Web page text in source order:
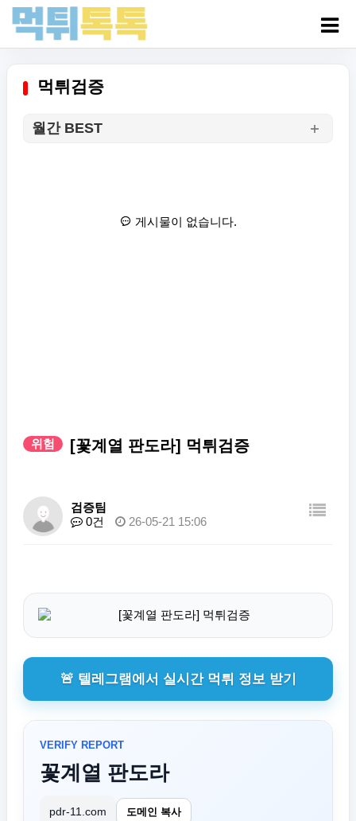
먹튀검증
월간 BEST
게시물이 없습니다.
위험 [꽃계열 판도라] 먹튀검증
검증팀
0건
26-05-21 15:06
🚨 텔레그램에서 실시간 먹튀 정보 받기
VERIFY REPORT
꽃계열 판도라
pdr-11.com 도메인 복사